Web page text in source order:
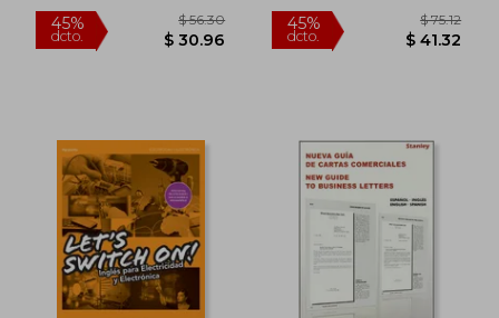
45%
dcto. $ 17.37
45%
dcto.